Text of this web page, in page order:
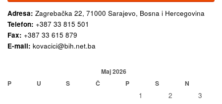
Adresa: Zagrebačka 22, 71000 Sarajevo, Bosna i Hercegovina
Telefon: +387 33 815 501
Fax: +387 33 615 879
E-mail: kovacici@bih.net.ba
Maj 2026
P
U S Č P S N
1 2
3